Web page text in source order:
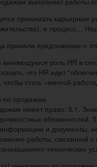
принимать карьерные
и процесс…
приняла предложение о
роль HR в
что HR идет
стать «мечтой
по продажам
имеет право: 5.1.
и документы,
работы, связанной с
технических